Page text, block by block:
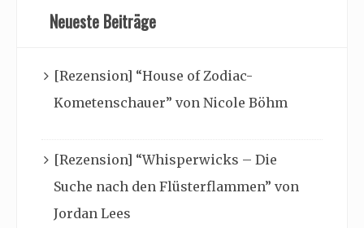
Neueste Beiträge
[Rezension] “House of Zodiac-
Kometenschauer” von Nicole Böhm
[Rezension] “Whisperwicks – Die
Suche nach den Flüsterflammen” von
Jordan Lees